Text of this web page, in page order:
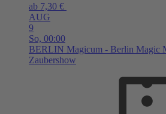
ab 7,30 €
AUG
9
So, 00:00
BERLIN Magicum - Berlin Magic
Zaubershow